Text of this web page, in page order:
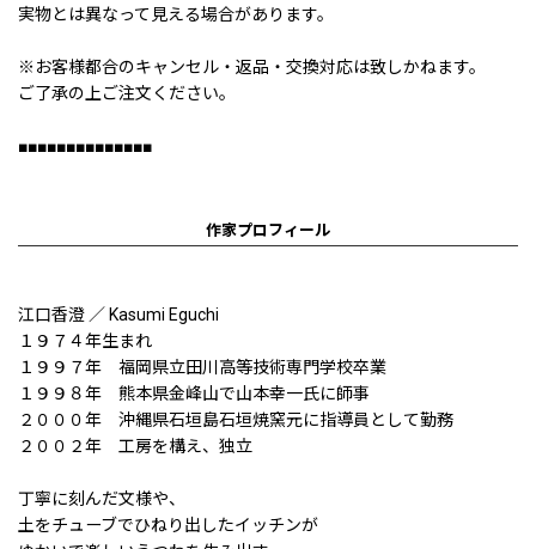
実物とは異なって見える場合があります。
※お客様都合のキャンセル・返品・交換対応は致しかねます。
ご了承の上ご注文ください。
■■■■■■■■■■■■■■
作家プロフィール
江口香澄 ／ Kasumi Eguchi
１９７４年生まれ
１９９７年 福岡県立田川高等技術専門学校卒業
１９９８年 熊本県金峰山で山本幸一氏に師事
２０００年 沖縄県石垣島石垣焼窯元に指導員として勤務
２００２年 工房を構え、独立
丁寧に刻んだ文様や、
土をチューブでひねり出したイッチンが